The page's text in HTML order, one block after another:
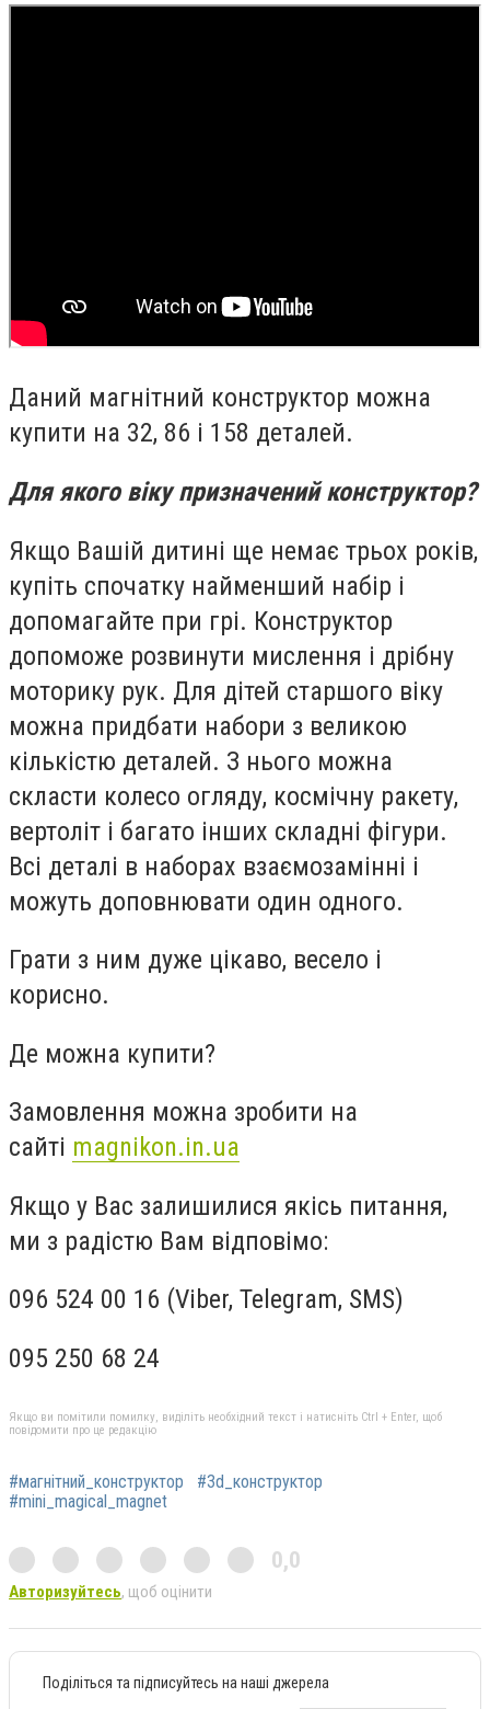
Даний магнітний конструктор можна
купити на 32, 86 і 158 деталей.
Для якого віку призначений конструктор?
Якщо Вашій дитині ще немає трьох років,
купіть спочатку найменший набір і
допомагайте при грі. Конструктор
допоможе розвинути мислення і дрібну
моторику рук. Для дітей старшого віку
можна придбати набори з великою
кількістю деталей. З нього можна
скласти колесо огляду, космічну ракету,
вертоліт і багато інших складні фігури.
Всі деталі в наборах взаємозамінні і
можуть доповнювати один одного.
Грати з ним дуже цікаво, весело і
корисно.
Де можна купити?
Замовлення можна зробити на
сайті magnikon.in.ua
Якщо у Вас залишилися якісь питання,
ми з радістю Вам відповімо:
096 524 00 16 (Viber, Telegram, SMS)
095 250 68 24
Якщо ви помітили помилку, виділіть необхідний текст і натисніть Ctrl + Enter, щоб
повідомити про це редакцію
#магнітний_конструктор
#3d_конструктор
#mini_magical_magnet
0,0
Авторизуйтесь, щоб оцінити
Поділіться та підписуйтесь на наші джерела